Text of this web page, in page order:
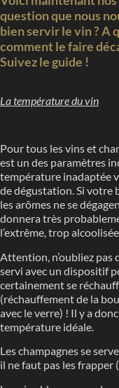
question que nous
bien servir le vin ? A
comment le faire
Suivez le guide !
La température du vin
Pour tous les vins et
est un des paramètres
température inadaptée
de dégustation. Si votre
les arômes ne se
donnera très
l’extrême, trop
Attention, n’oubliez pas
servi avec un dispositif
certainement se
(réchauffement de la
avec le verre) ! Il y a
température idéale.
Les champagnes se
il ne faut pas les frapper